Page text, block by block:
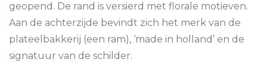
geopend. De rand is versierd met florale motieven.
Aan de achterzijde bevindt zich het merk van de
plateelbakkerij (een ram), ‘made in holland’ en de
signatuur van de schilder.